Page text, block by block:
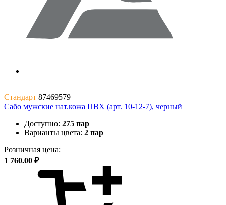
Стандарт 87469579
Сабо мужские нат.кожа ПВХ (арт. 10-12-7), черный
Доступно: 275 пар
Варианты цвета: 2 пар
Розничная цена:
1 760.00 ₽